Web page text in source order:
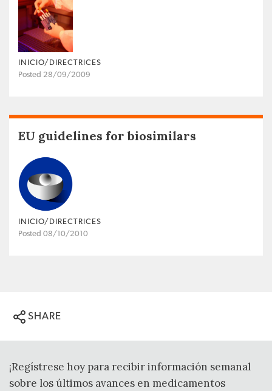
INICIO/DIRECTRICES
Posted 28/09/2009
EU guidelines for biosimilars
INICIO/DIRECTRICES
Posted 08/10/2010
SHARE
¡Regístrese hoy para recibir información semanal
sobre los últimos avances en medicamentos